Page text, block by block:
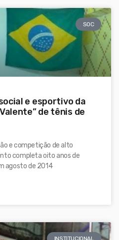
SOC
e esportivo da
de tênis de
e competição de alto
completa oito anos de
agosto de 2014
INSTITUCIONAL